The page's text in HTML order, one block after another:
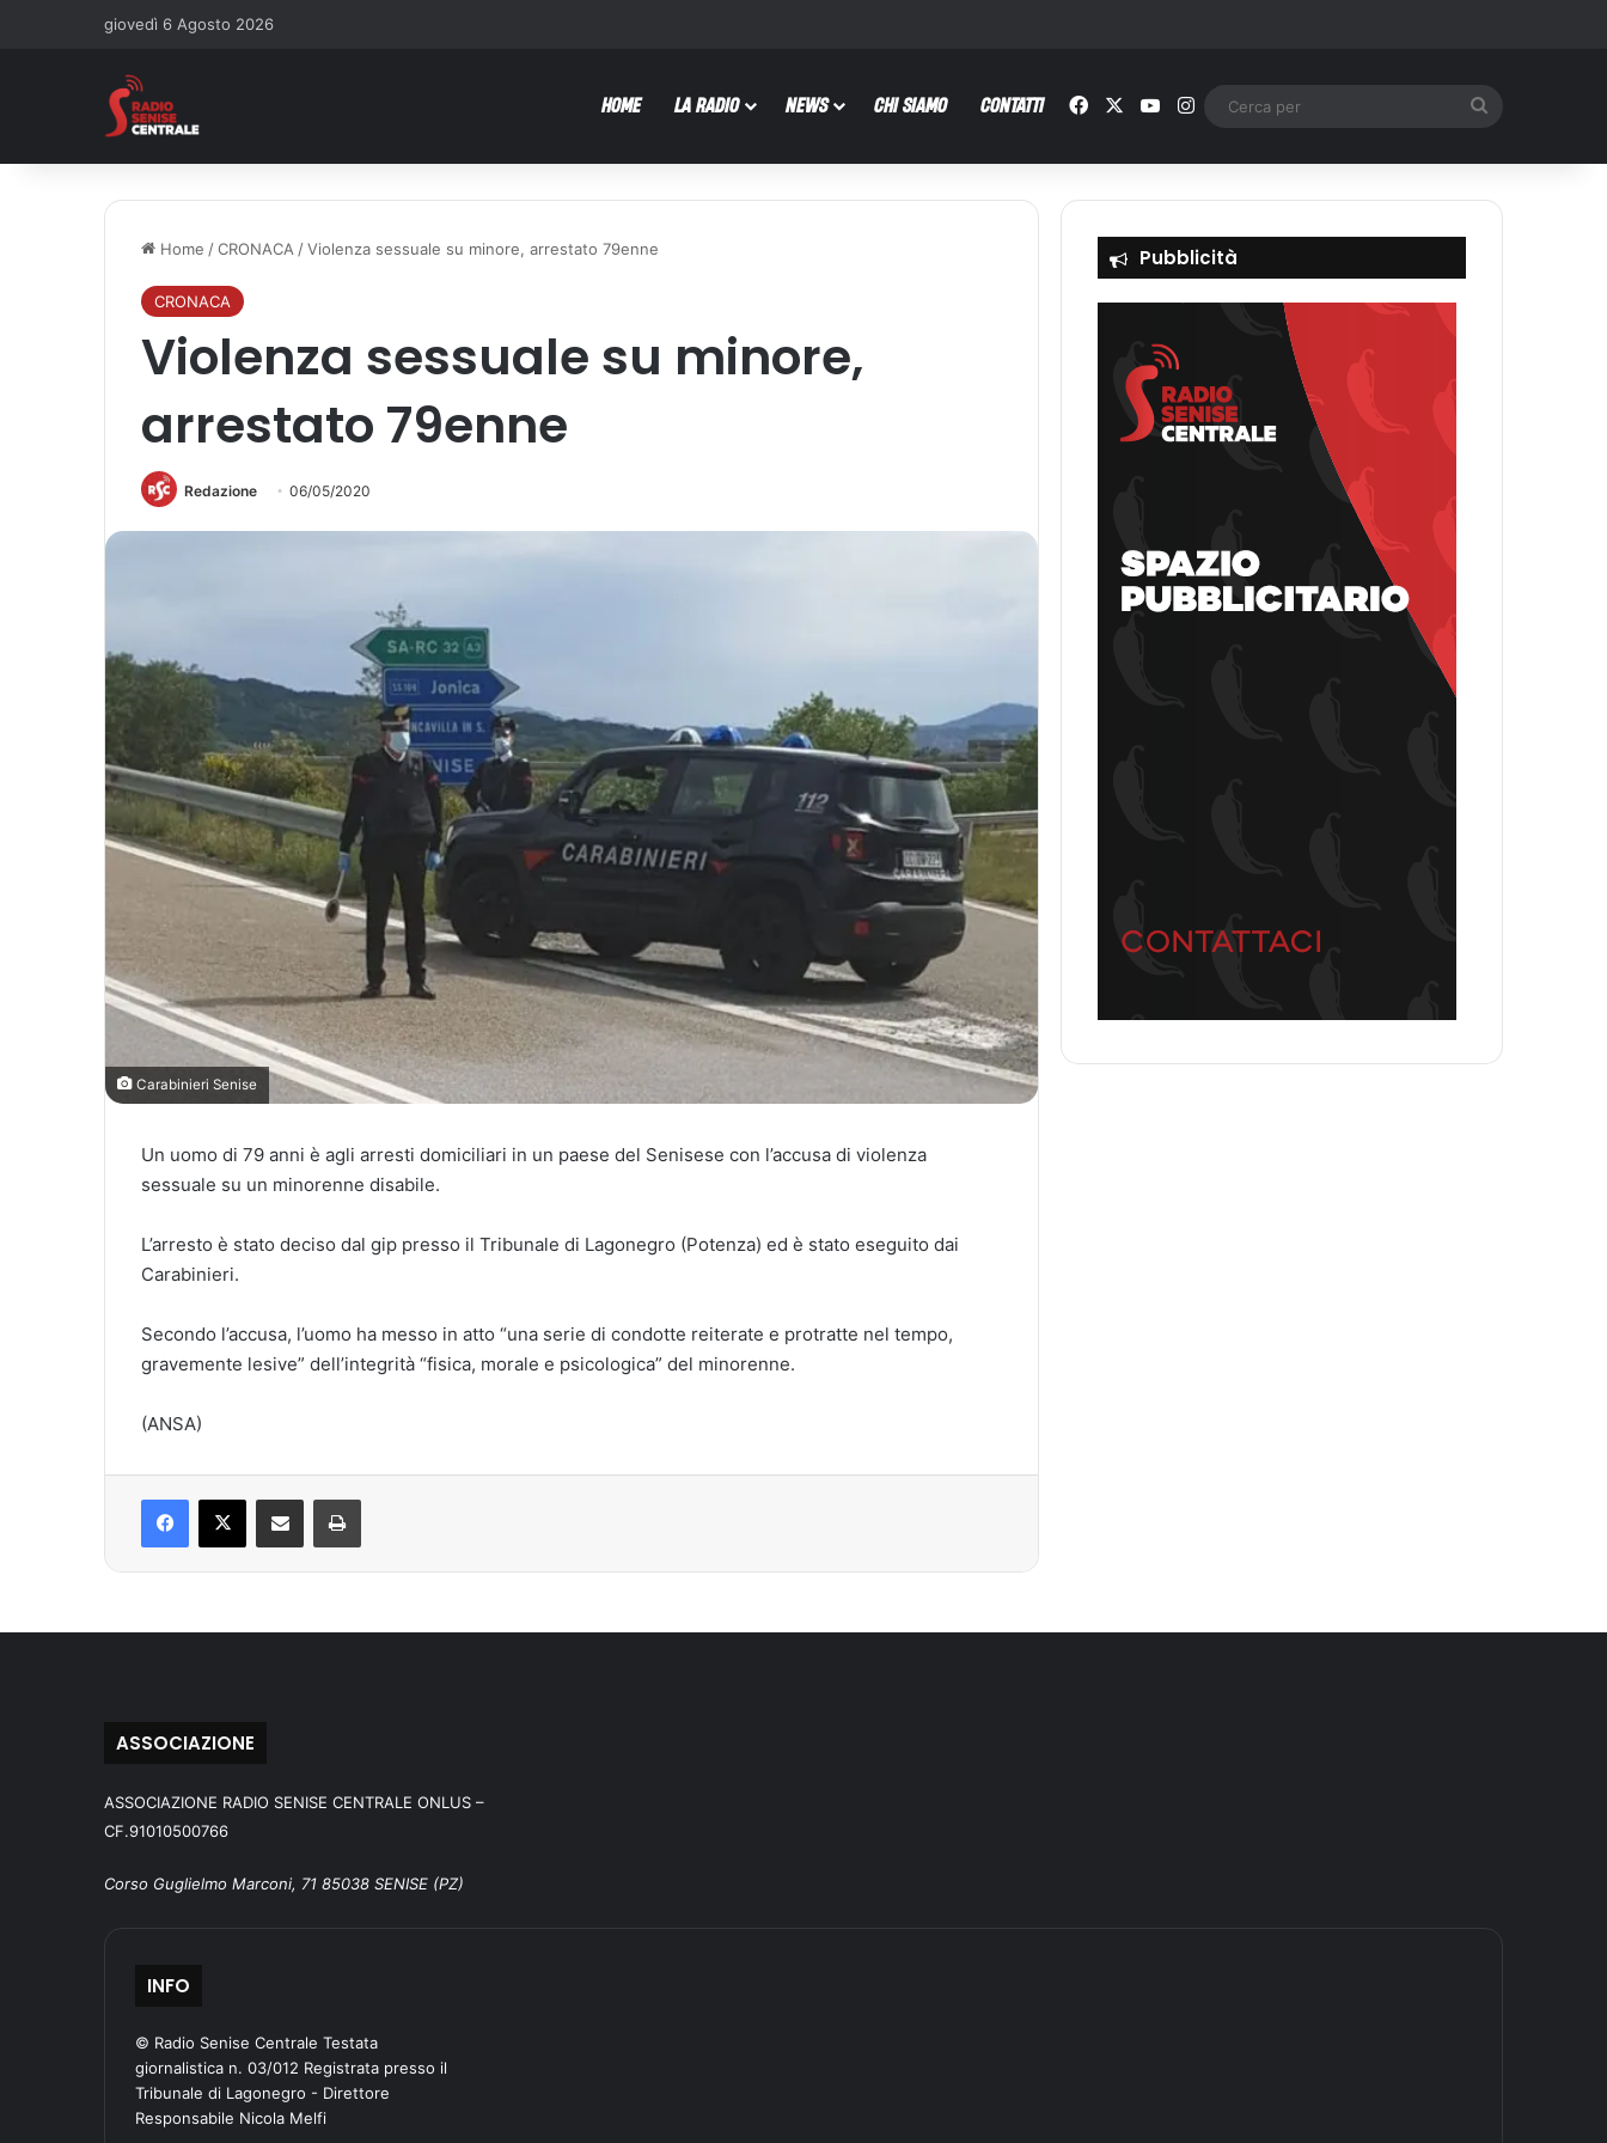
giovedì 6 Agosto 2026
HOME LA RADIO NEWS CHI SIAMO CONTATTI Facebook You TubeInstagram
Home /CRONACA /Violenza sessuale su minore, arrestato 79enne
CRONACA
Violenza sessuale su minore,
arrestato 79enne
Redazione 06/05/2020
Carabinieri Senise
Un uomo di 79 anni è agli arresti domiciliari in un paese del Senisese con l’accusa di violenza
sessuale su un minorenne disabile.
L’arresto è stato deciso dal gip presso il Tribunale di Lagonegro (Potenza) ed è stato eseguito dai
Carabinieri.
Secondo l’accusa, l’uomo ha messo in atto “una serie di condotte reiterate e protratte nel tempo,
gravemente lesive” dell’integrità “fisica, morale e psicologica” del minorenne.
(ANSA)
Pubblicità
ASSOCIAZIONE
ASSOCIAZIONE RADIO SENISE CENTRALE ONLUS –
CF.91010500766
Corso Guglielmo Marconi, 71 85038 SENISE (PZ)
INFO
© Radio Senise Centrale Testata
giornalistica n. 03/012 Registrata presso il
Tribunale di Lagonegro - Direttore
Responsabile Nicola Melfi